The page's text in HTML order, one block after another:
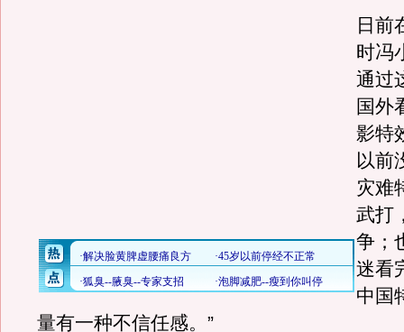
日前
时冯
通过
国外
影特
以前
灾难
武打
争；
迷看
中国
量有一种不信任感。”